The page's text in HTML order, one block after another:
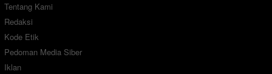
Tentang Kami
Redaksi
Kode Etik
Pedoman Media Siber
Iklan